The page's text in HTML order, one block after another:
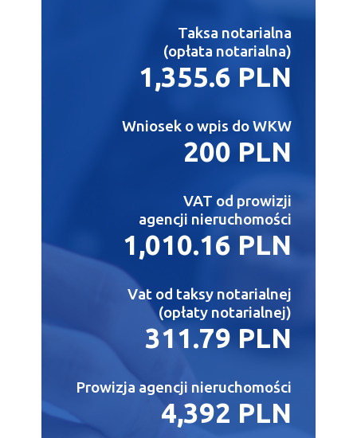
Taksa notarialna
(opłata notarialna)
1,355.6 PLN
Wniosek o wpis do WKW
200 PLN
VAT od prowizji
agencji nieruchomości
1,010.16 PLN
Vat od taksy notarialnej
(opłaty notarialnej)
311.79 PLN
Prowizja agencji nieruchomości
4,392 PLN